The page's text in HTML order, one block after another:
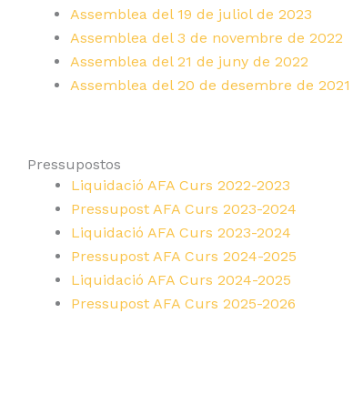
Assemblea del 19 de juliol de 2023
Assemblea del 3 de novembre de 2022
Assemblea del 21 de juny de 2022
Assemblea del 20 de desembre de 2021
Pressupostos
Liquidació AFA Curs 2022-2023
Pressupost AFA Curs 2023-2024
Liquidació AFA Curs 2023-2024
Pressupost AFA Curs 2024-2025
Liquidació AFA Curs 2024-2025
Pressupost AFA Curs 2025-2026